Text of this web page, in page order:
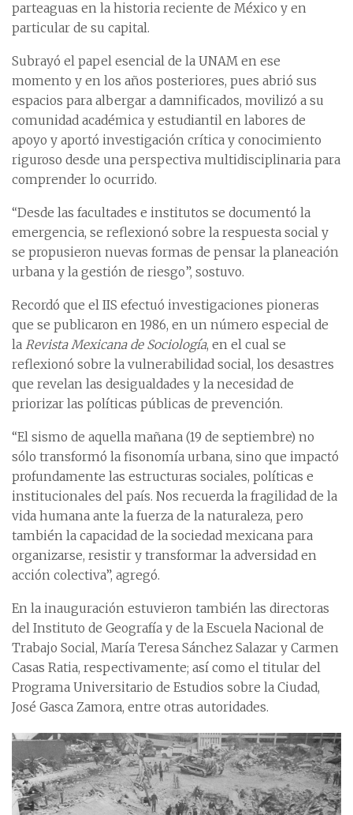
parteaguas en la historia reciente de México y en
particular de su capital.
Subrayó el papel esencial de la UNAM en ese
momento y en los años posteriores, pues abrió sus
espacios para albergar a damnificados, movilizó a su
comunidad académica y estudiantil en labores de
apoyo y aportó investigación crítica y conocimiento
riguroso desde una perspectiva multidisciplinaria para
comprender lo ocurrido.
“Desde las facultades e institutos se documentó la
emergencia, se reflexionó sobre la respuesta social y
se propusieron nuevas formas de pensar la planeación
urbana y la gestión de riesgo”, sostuvo.
Recordó que el IIS efectuó investigaciones pioneras
que se publicaron en 1986, en un número especial de
la Revista Mexicana de Sociología, en el cual se
reflexionó sobre la vulnerabilidad social, los desastres
que revelan las desigualdades y la necesidad de
priorizar las políticas públicas de prevención.
“El sismo de aquella mañana (19 de septiembre) no
sólo transformó la fisonomía urbana, sino que impactó
profundamente las estructuras sociales, políticas e
institucionales del país. Nos recuerda la fragilidad de la
vida humana ante la fuerza de la naturaleza, pero
también la capacidad de la sociedad mexicana para
organizarse, resistir y transformar la adversidad en
acción colectiva”, agregó.
En la inauguración estuvieron también las directoras
del Instituto de Geografía y de la Escuela Nacional de
Trabajo Social, María Teresa Sánchez Salazar y Carmen
Casas Ratia, respectivamente; así como el titular del
Programa Universitario de Estudios sobre la Ciudad,
José Gasca Zamora, entre otras autoridades.